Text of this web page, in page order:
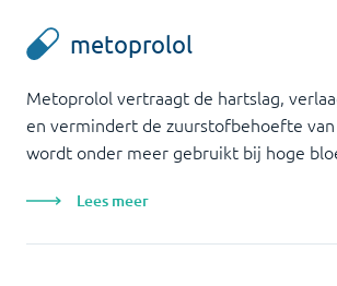
metoprolol
Metoprolol vertraagt de hartslag,
en vermindert de zuurstofbehoefte
wordt onder meer gebruikt bij hoge
Lees meer